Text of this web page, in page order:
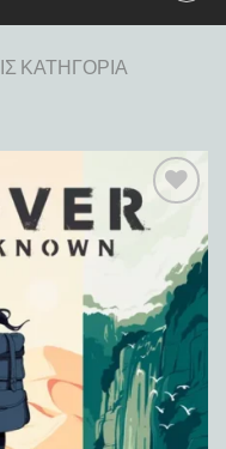
ΚΑΤΗΓΟΡΊΑ
Add to
wishlist